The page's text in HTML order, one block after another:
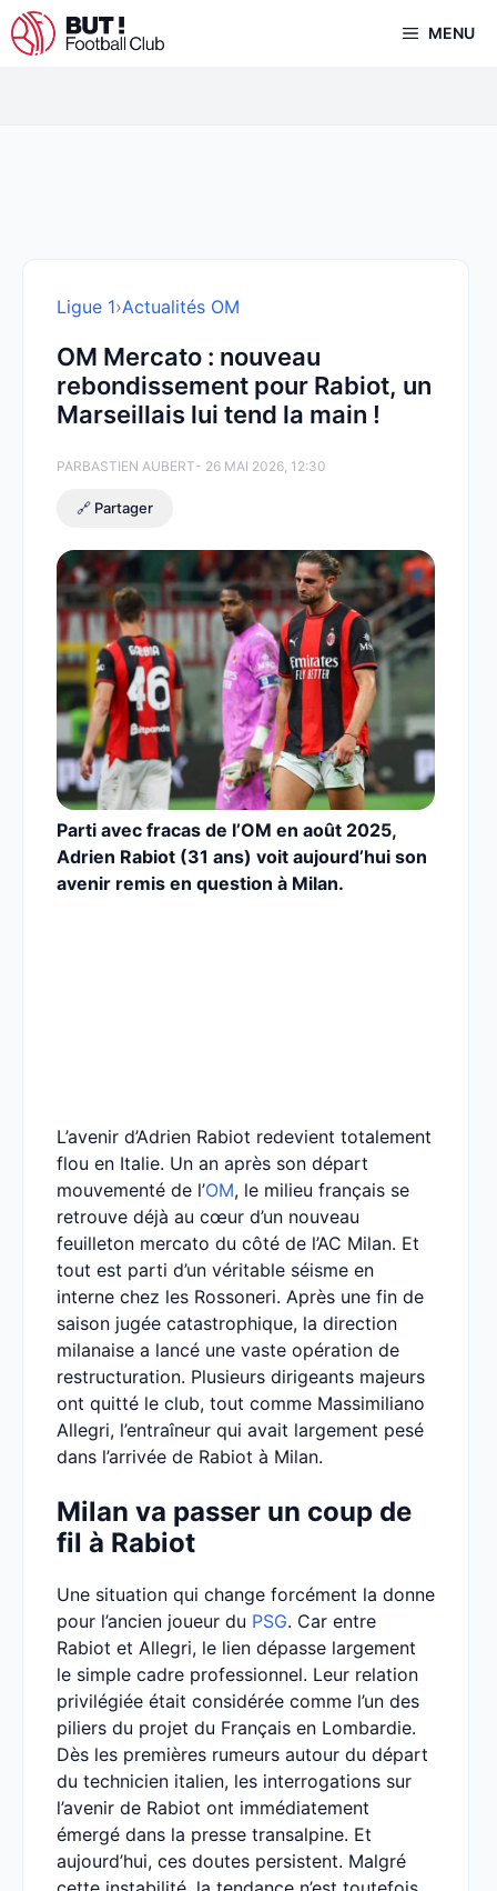
Aller
au
MENU
Ligue 1›Actualités OM
OM Mercato : nouveau
rebondissement pour Rabiot, un
Marseillais lui tend la main !
PARBASTIEN AUBERT- 26 MAI 2026, 12:30
🔗 Partager
Parti avec fracas de l’OM en août 2025,
Adrien Rabiot (31 ans) voit aujourd’hui son
avenir remis en question à Milan.
L’avenir d’Adrien Rabiot redevient totalement
flou en Italie. Un an après son départ
mouvementé de l’OM, le milieu français se
retrouve déjà au cœur d’un nouveau
feuilleton mercato du côté de l’AC Milan. Et
tout est parti d’un véritable séisme en
interne chez les Rossoneri. Après une fin de
saison jugée catastrophique, la direction
milanaise a lancé une vaste opération de
restructuration. Plusieurs dirigeants majeurs
ont quitté le club, tout comme Massimiliano
Allegri, l’entraîneur qui avait largement pesé
dans l’arrivée de Rabiot à Milan.
Milan va passer un coup de
fil à Rabiot
Une situation qui change forcément la donne
pour l’ancien joueur du PSG. Car entre
Rabiot et Allegri, le lien dépasse largement
le simple cadre professionnel. Leur relation
privilégiée était considérée comme l’un des
piliers du projet du Français en Lombardie.
Dès les premières rumeurs autour du départ
du technicien italien, les interrogations sur
l’avenir de Rabiot ont immédiatement
émergé dans la presse transalpine. Et
aujourd’hui, ces doutes persistent. Malgré